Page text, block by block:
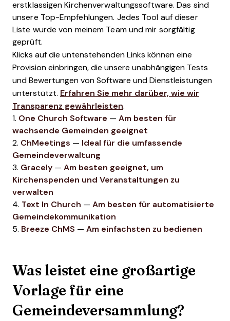
erstklassigen Kirchenverwaltungssoftware. Das sind
unsere Top-Empfehlungen. Jedes Tool auf dieser
Liste wurde von meinem Team und mir sorgfältig
geprüft.
Klicks auf die untenstehenden Links können eine
Provision einbringen, die unsere unabhängigen Tests
und Bewertungen von Software und Dienstleistungen
unterstützt. Erfahren Sie mehr darüber, wie wir
Transparenz gewährleisten.
1. One Church Software — Am besten für
wachsende Gemeinden geeignet
2. ChMeetings — Ideal für die umfassende
Gemeindeverwaltung
3. Gracely — Am besten geeignet, um
Kirchenspenden und Veranstaltungen zu
verwalten
4. Text In Church — Am besten für automatisierte
Gemeindekommunikation
5. Breeze ChMS — Am einfachsten zu bedienen
Was leistet eine großartige
Vorlage für eine
Gemeindeversammlung?